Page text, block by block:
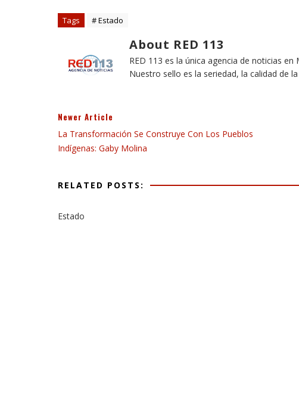
Tags # Estado
About RED 113
RED 113 es la única agencia de noticias
Nuestro sello es la seriedad, la calidad de
Newer Article
La Transformación Se Construye Con Los Pueblos
Indígenas: Gaby Molina
RELATED POSTS:
Estado